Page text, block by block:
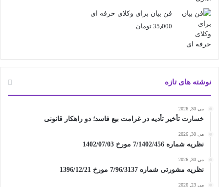
فن بیان برای وکلای حرفه ای
35٫000 تومان
نوشته های تازه
می 30, 2026
خسارت تأخیر تأدیه در غرامت بیع فاسد؛ دو راهکار قانونی
می 30, 2026
نظریه شماره 7/1402/456 مورخ 1402/07/03
می 30, 2026
نظریه مشورتی شماره 7/96/3137 مورخ 1396/12/21
می 23, 2026